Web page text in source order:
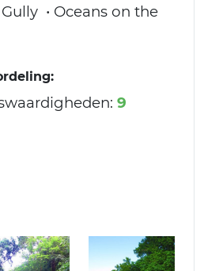
• Oceans on the
9